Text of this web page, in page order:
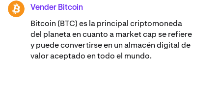
BTC Vender Bitcoin
Bitcoin (BTC) es la principal criptomoneda
del planeta en cuanto a market cap se refiere
y puede convertirse en un almacén digital de
valor aceptado en todo el mundo.